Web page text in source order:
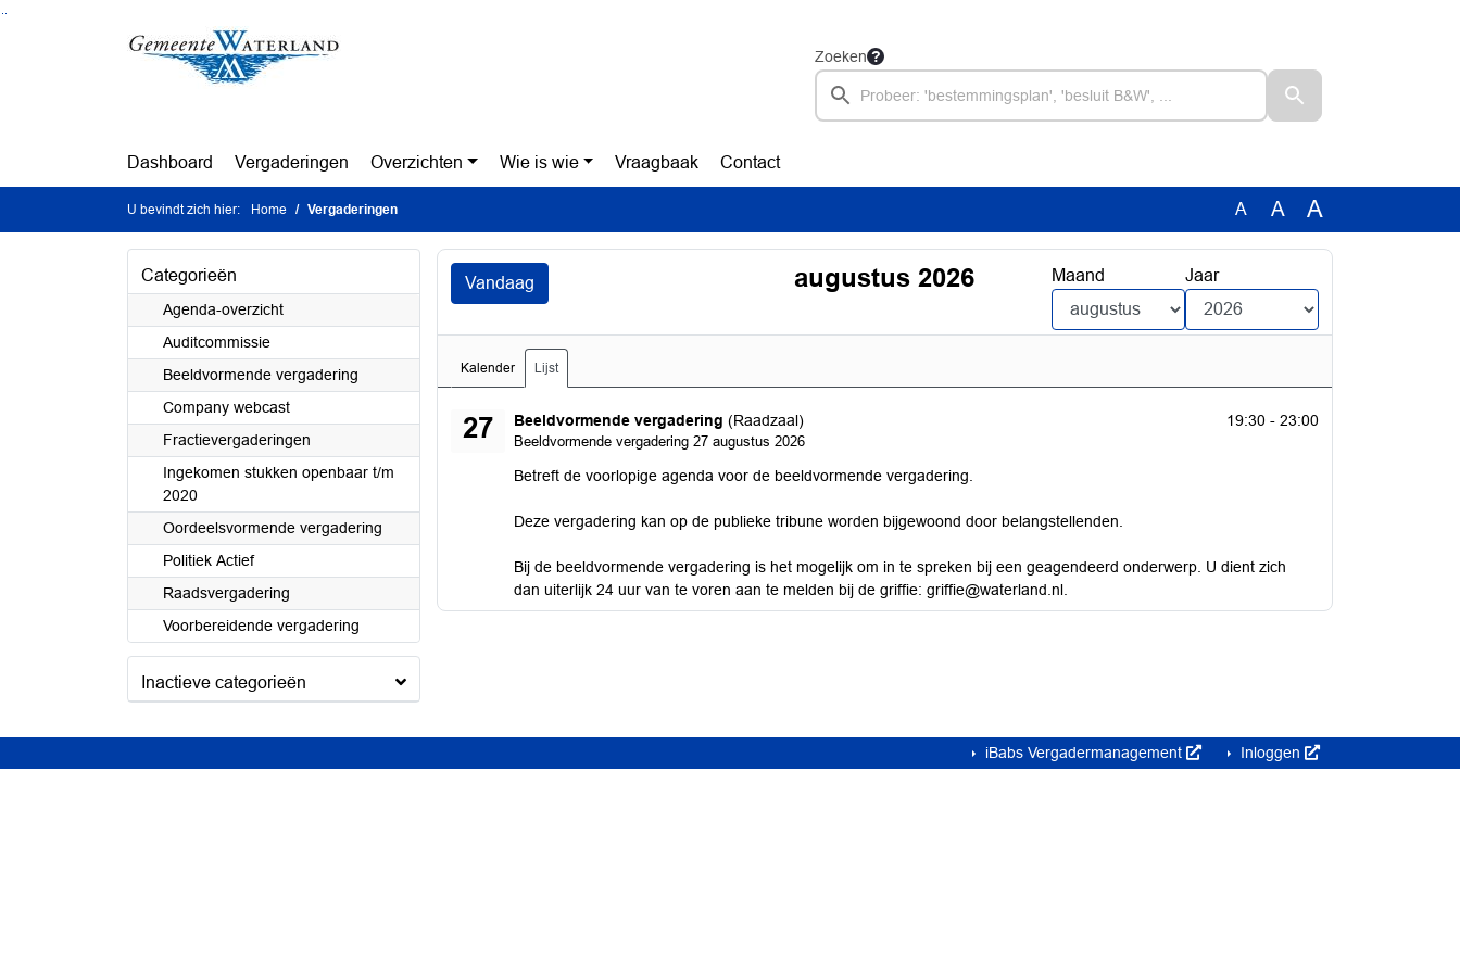
Ga naar de inhoud van deze pagina
Zoeken
Dashboard Vergaderingen Overzichten Wie is wie Vraagbaak Contact
U bevindt zich hier: Home Vergaderingen A A A
Categorieën
Agenda-overzicht
Auditcommissie
Beeldvormende vergadering
Company webcast
Fractievergaderingen
Ingekomen stukken openbaar t/m
2020
Oordeelsvormende vergadering
Politiek Actief
Raadsvergadering
Voorbereidende vergadering
Inactieve categorieën
Vandaag augustus 2026 Maand Jaar
Kalender Lijst
27 Beeldvormende vergadering (Raadzaal)
Beeldvormende vergadering 27 augustus 2026
donderdag 27 augustus 2026 19:30 - 23:00
Betreft de voorlopige agenda voor de beeldvormende vergadering.
Deze vergadering kan op de publieke tribune worden bijgewoond door belangstellenden.
Bij de beeldvormende vergadering is het mogelijk om in te spreken bij een geagendeerd onderwerp. U dient zich
dan uiterlijk 24 uur van te voren aan te melden bij de griffie: griffie@waterland.nl.
iBabs Vergadermanagement Inloggen